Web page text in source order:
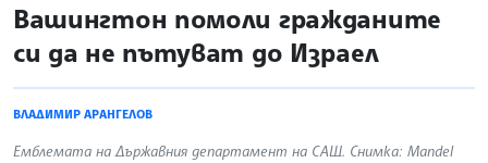
site.bta
Вашингтон помоли гражданите
си да не пътуват до Израел
ВЛАДИМИР АРАНГЕЛОВ
Емблемата на Държавния департамент на САЩ. Снимка: Mandel